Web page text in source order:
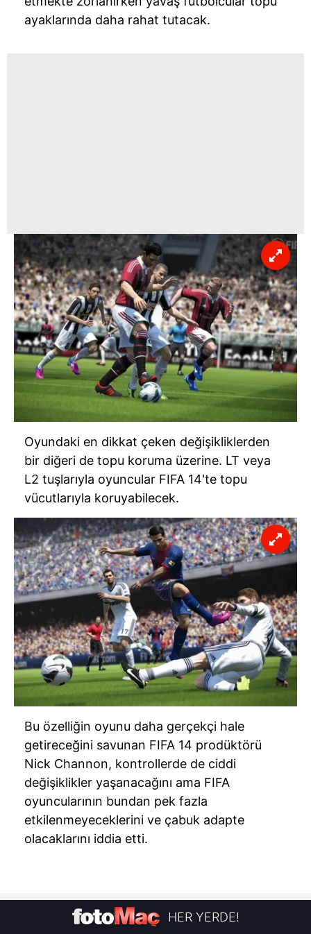
ayaklarında daha rahat tutacak.
Oyundaki en dikkat çeken değişikliklerden
bir diğeri de topu koruma üzerine. LT veya
L2 tuşlarıyla oyuncular FIFA 14'te topu
vücutlarıyla koruyabilecek.
Bu özelliğin oyunu daha gerçekçi hale
getireceğini savunan FIFA 14 prodüktörü
Nick Channon, kontrollerde de ciddi
değişiklikler yaşanacağını ama FIFA
oyuncularının bundan pek fazla
etkilenmeyeceklerini ve çabuk adapte
olacaklarını iddia etti.
HER YERDE!